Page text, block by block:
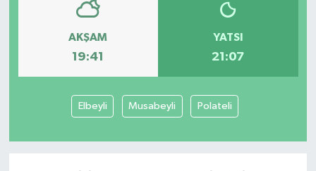
AKŞAM
19:41
YATSI
21:07
Elbeyli Musabeyli Polateli